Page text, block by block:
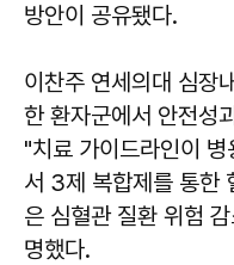
방안이 공유됐다.
이찬주 연세의대 심장
한 환자군에서 안전성
"치료 가이드라인이 병
서 3제 복합제를 통한
은 심혈관 질환 위험
명했다.